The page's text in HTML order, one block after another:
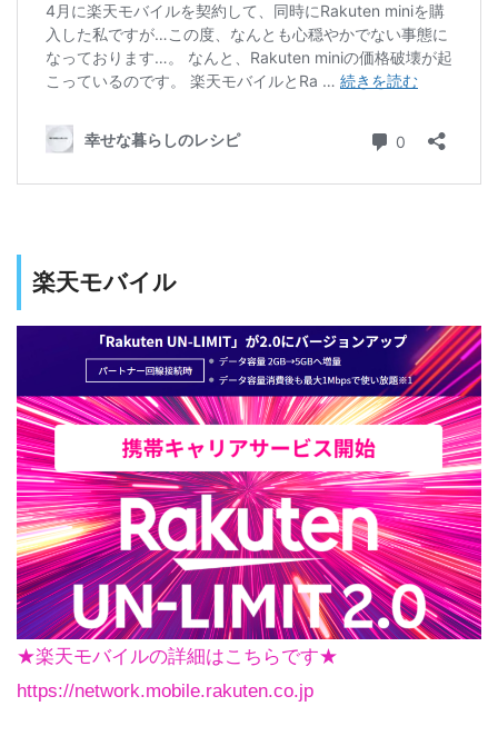
楽天モバイル
★楽天モバイルの詳細はこちらです★
https://network.mobile.rakuten.co.jp